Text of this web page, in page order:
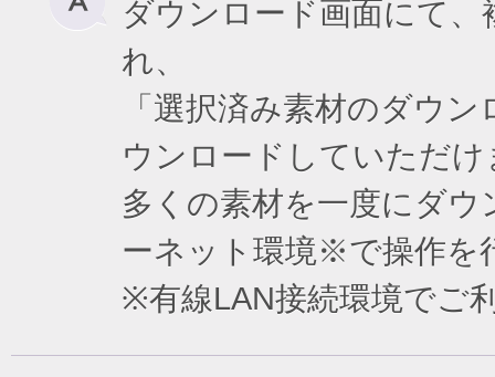
ダウンロード画面にて
れ、
「選択済み素材のダウ
ウンロードしていただけ
多くの素材を一度にダ
ーネット環境※で操作を
※有線LAN接続環境でご